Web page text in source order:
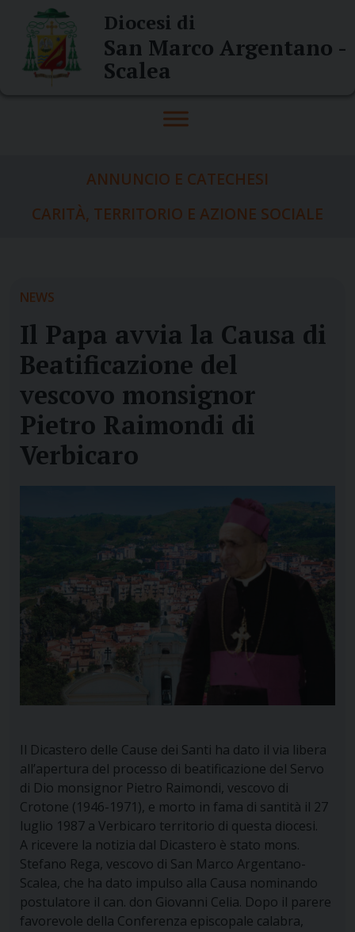
content
Diocesi di
San Marco Argentano -
Scalea
ANNUNCIO E CATECHESI
CARITÀ, TERRITORIO E AZIONE SOCIALE
NEWS
Il Papa avvia la Causa di
Beatificazione del
vescovo monsignor
Pietro Raimondi di
Verbicaro
Il Dicastero delle Cause dei Santi ha dato il via libera
all’apertura del processo di beatificazione del Servo
di Dio monsignor Pietro Raimondi, vescovo di
Crotone (1946-1971), e morto in fama di santità il 27
luglio 1987 a Verbicaro territorio di questa diocesi.
A ricevere la notizia dal Dicastero è stato mons.
Stefano Rega, vescovo di San Marco Argentano-
Scalea, che ha dato impulso alla Causa nominando
postulatore il can. don Giovanni Celia. Dopo il parere
favorevole della Conferenza episcopale calabra,